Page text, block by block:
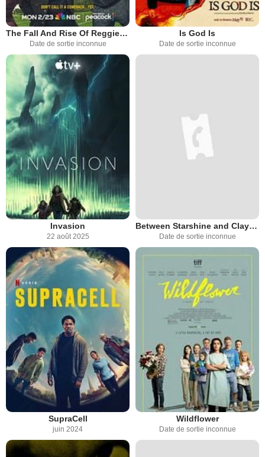
The Fall And Rise Of Reggie Dinkins
Date de sortie inconnue
Is God Is
Date de sortie inconnue
Invasion
22 août 2025
Between Starshine and Clay: The Hidden Diary of Diahann Carroll
Date de sortie inconnue
SupraCell
juin 2024
Wildflower
Date de sortie inconnue